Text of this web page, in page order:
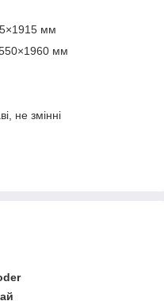
мм
мм
не змінні